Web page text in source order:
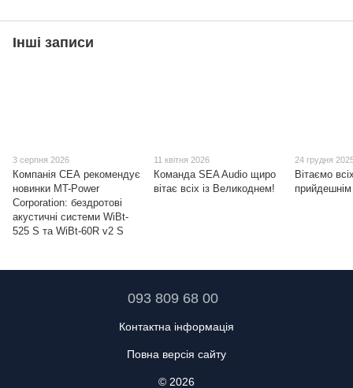
Інші записи
3 серпня 2026
Компанія СЕА рекомендує
новинки MT-Power
Corporation: бездротові
акустичні системи WiBt-
525 S та WiBt-60R v2 S
11 квітня 2026
Команда SEA Audio щиро
вітає всіх із Великоднем!
24 грудня
Вітаємо
093 809 68 00
Контактна інформація
Повна версія сайту
© 2026